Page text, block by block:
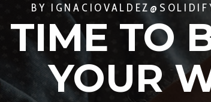
BY
TIME TO
YOUR